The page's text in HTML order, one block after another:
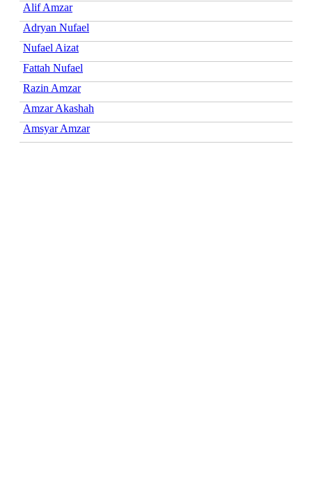
Alif Amzar
Adryan Nufael
Nufael Aizat
Fattah Nufael
Razin Amzar
Amzar Akashah
Amsyar Amzar